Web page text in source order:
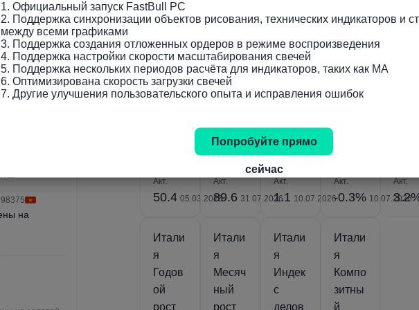
ве
Markit
(Фев)
Акт.
50.4 05.03.2026
(Июль
Акт.
89.6 31.07.2026
но
ектир
ованн
(Май)
Акт.
1.1 10.07.2026
(сезон
скорр
ектир
ый)
Акт.
-0.3% 10.07.2026
ной
Акт.
Итали
я
Годов
ой
рост
Итали
я
Месяч
ный
рост
Итали
я
Индек
с
делов
Итали
я
Компо
зитны
й
1. Официальный запуск FastBull PC
2. Поддержка синхронизации объектов рисования, технических индикаторов и
между всеми графиками
3. Поддержка создания отложенных ордеров в режиме воспроизведения
4. Поддержка настройки скорости масштабирования свечей
5. Поддержка нескольких периодов расчёта для индикаторов, таких как MA
6. Оптимизирована скорость загрузки свечей
7. Другие улучшения пользовательского опыта и исправления ошибок
Попробуйте прямо
сейчас